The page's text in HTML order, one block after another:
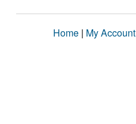
Home | My Account